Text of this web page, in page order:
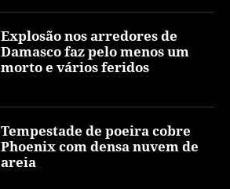
Explosão nos arredores de
Damasco faz pelo menos um
morto e vários feridos
Tempestade de poeira cobre
Phoenix com densa nuvem de
areia